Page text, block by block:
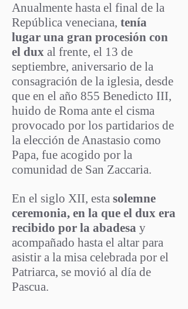
Anualmente hasta el final de la
República veneciana, tenía
lugar una gran procesión con
el dux al frente, el 13 de
septiembre, aniversario de la
consagración de la iglesia, desde
que en el año 855 Benedicto III,
huido de Roma ante el cisma
provocado por los partidarios de
la elección de Anastasio como
Papa, fue acogido por la
comunidad de San Zaccaria.
En el siglo XII, esta solemne
ceremonia, en la que el dux era
recibido por la abadesa y
acompañado hasta el altar para
asistir a la misa celebrada por el
Patriarca, se movió al día de
Pascua.